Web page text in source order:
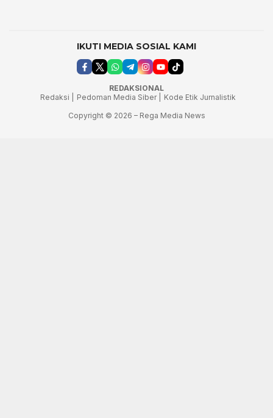
IKUTI MEDIA SOSIAL KAMI
REDAKSIONAL
Redaksi |
Pedoman Media Siber |
Kode Etik Jurnalistik
Copyright © 2026 – Rega Media News